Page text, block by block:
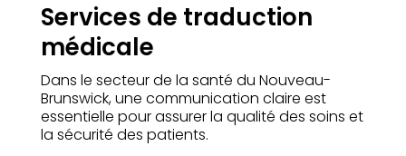
Services de traduction
médicale
Dans le secteur de la santé du Nouveau-
Brunswick, une communication claire est
essentielle pour assurer la qualité des soins et
la sécurité des patients.